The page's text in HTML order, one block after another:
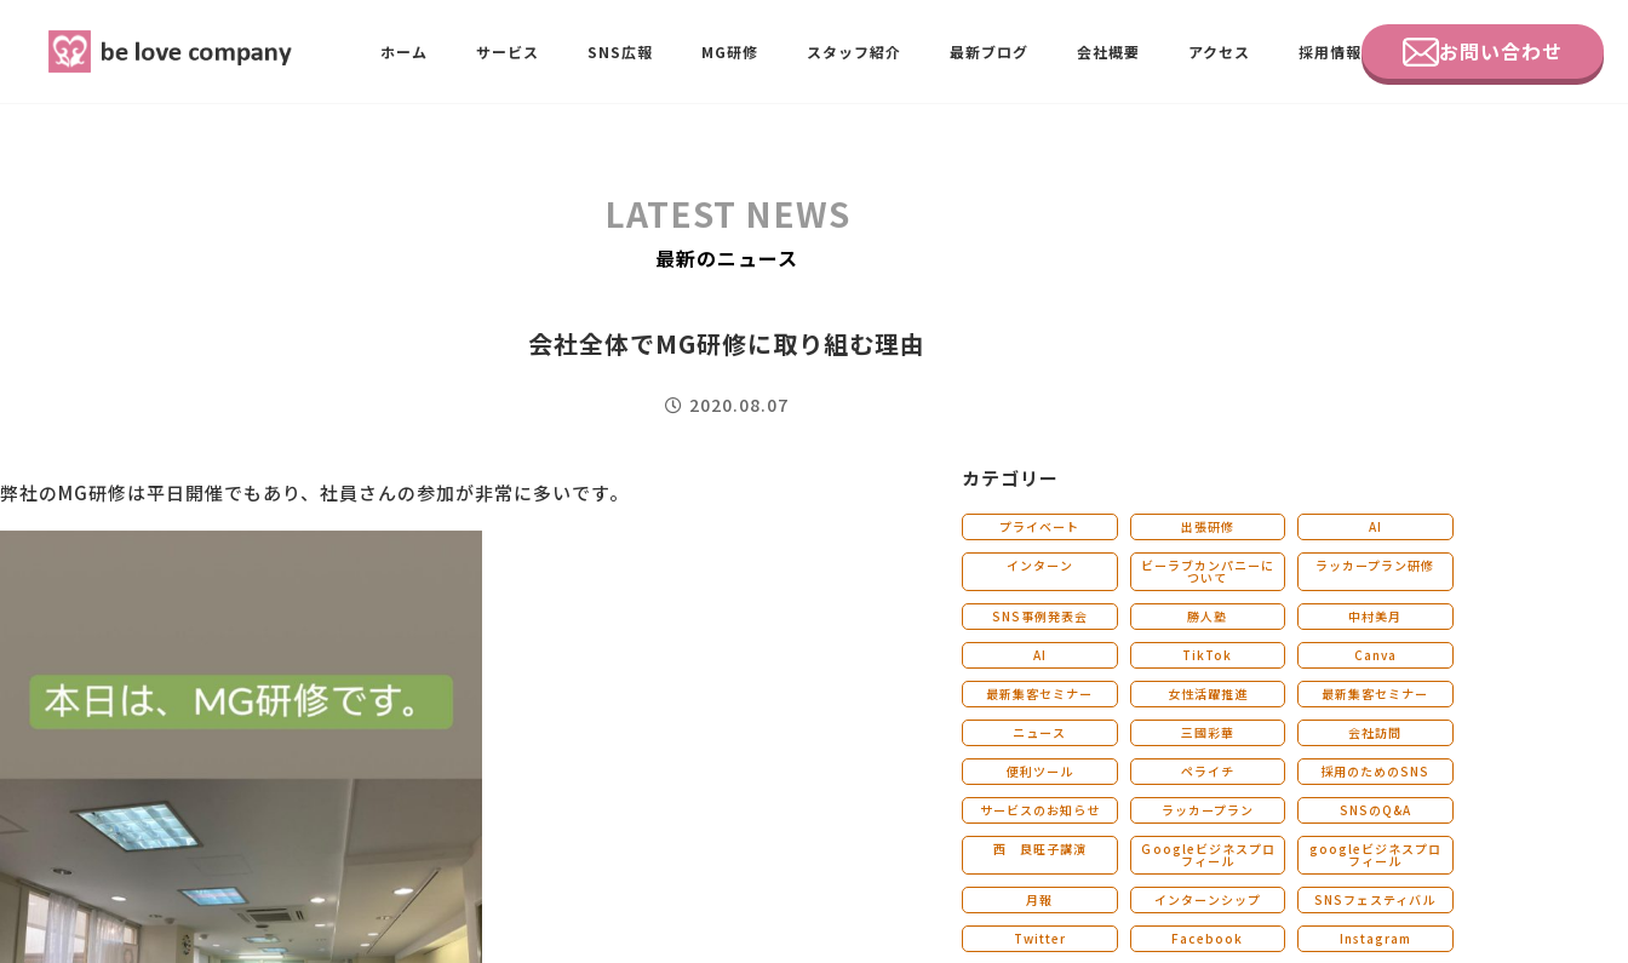
ホーム サービス
ストレングスファインダー研修
SNS広報 MG研修 スタッフ紹介 最新ブログ 会社概要 アクセス 採用情報 お問い合わせ
最新ブログ
アクセス
お問い合わせ
LATEST NEWS
最新のニュース
会社全体でMG研修に取り組む理由
2020.08.07
弊社のMG研修は平日開催でもあり、社員さんの参加が非常に多いです。
カテゴリー
プライベート 出張研修 AI
インターン ビーラブカンパニーに
ついて
ラッカープラン研修
SNS事例発表会 勝人塾 中村美月
AI TikTok Canva
最新集客セミナー 女性活躍推進 最新集客セミナー
ニュース 三國彩華 会社訪問
便利ツール ペライチ 採用のためのSNS
サービスのお知らせ ラッカープラン SNSのQ&A
西 良旺子講演 Ｇoogleビジネスプロ
フィール
googleビジネスプロ
フィール
月報 インターンシップ SNSフェスティバル
Twitter Facebook Instagram